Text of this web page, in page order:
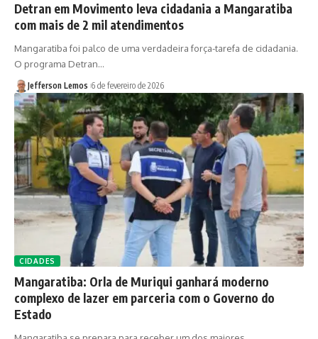
Detran em Movimento leva cidadania a Mangaratiba
com mais de 2 mil atendimentos
Mangaratiba foi palco de uma verdadeira força-tarefa de cidadania.
O programa Detran…
Jefferson Lemos 6 de fevereiro de 2026
CIDADES
Mangaratiba: Orla de Muriqui ganhará moderno
complexo de lazer em parceria com o Governo do
Estado